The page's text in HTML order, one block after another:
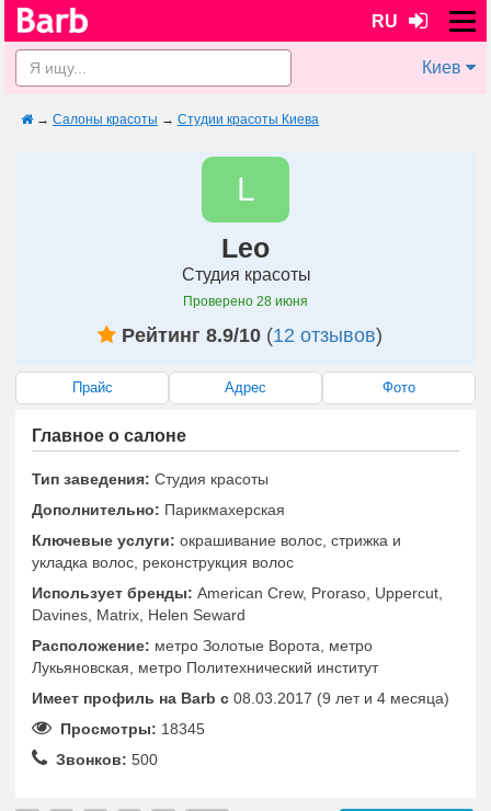
RU
Киев
→ Салоны красоты → Студии красоты Киева
L
Leo
Студия красоты
Проверено 28 июня
Рейтинг 8.9/10 (12 отзывов)
Прайс Адрес Фото
Главное о салоне
Тип заведения: Студия красоты
Дополнительно: Парикмахерская
Ключевые услуги: окрашивание волос, стрижка и
укладка волос, реконструкция волос
Использует бренды: American Crew, Proraso, Uppercut,
Davines, Matrix, Helen Seward
Расположение: метро Золотые Ворота, метро
Лукьяновская, метро Политехнический институт
Имеет профиль на Barb c 08.03.2017 (9 лет и 4 месяца)
Просмотры: 18345
Звонков: 500